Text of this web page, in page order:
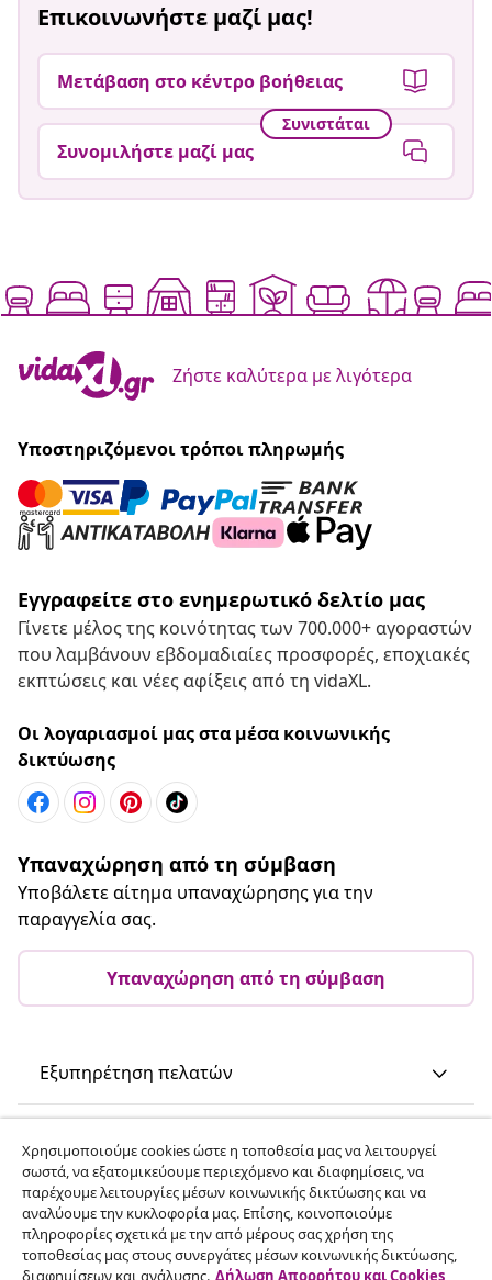
Επικοινωνήστε μαζί μας!
Μετάβαση στο κέντρο βοήθειας
Συνιστάται
Συνομιλήστε μαζί μας
Ζήστε καλύτερα με λιγότερα
Υποστηριζόμενοι τρόποι πληρωμής
Εγγραφείτε στο ενημερωτικό δελτίο μας
Γίνετε μέλος της κοινότητας των 700.000+ αγοραστών
που λαμβάνουν εβδομαδιαίες προσφορές, εποχιακές
εκπτώσεις και νέες αφίξεις από τη vidaXL.
Οι λογαριασμοί μας στα μέσα κοινωνικής
δικτύωσης
Υπαναχώρηση από τη σύμβαση
Υποβάλετε αίτημα υπαναχώρησης για την
παραγγελία σας.
Υπαναχώρηση από τη σύμβαση
Εξυπηρέτηση πελατών
vidaXL
Ανακαλύψτε περισσότερα
Χρησιμοποιούμε cookies ώστε η τοποθεσία μας να λειτουργεί
σωστά, να εξατομικεύουμε περιεχόμενο και διαφημίσεις, να
παρέχουμε λειτουργίες μέσων κοινωνικής δικτύωσης και να
αναλύουμε την κυκλοφορία μας. Επίσης, κοινοποιούμε
πληροφορίες σχετικά με την από μέρους σας χρήση της
τοποθεσίας μας στους συνεργάτες μέσων κοινωνικής δικτύωσης,
διαφημίσεων και ανάλυσης. Δήλωση Απορρήτου και Cookies